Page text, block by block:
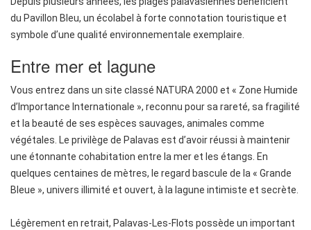
du Pavillon Bleu, un écolabel à forte connotation touristique et
symbole d’une qualité environnementale exemplaire.
Entre mer et lagune
Vous entrez dans un site classé NATURA 2000 et « Zone Humide
d’Importance Internationale », reconnu pour sa rareté, sa fragilité
et la beauté de ses espèces sauvages, animales comme
végétales. Le privilège de Palavas est d’avoir réussi à maintenir
une étonnante cohabitation entre la mer et les étangs. En
quelques centaines de mètres, le regard bascule de la « Grande
Bleue », univers illimité et ouvert, à la lagune intimiste et secrète.
Légèrement en retrait, Palavas-Les-Flots possède un important